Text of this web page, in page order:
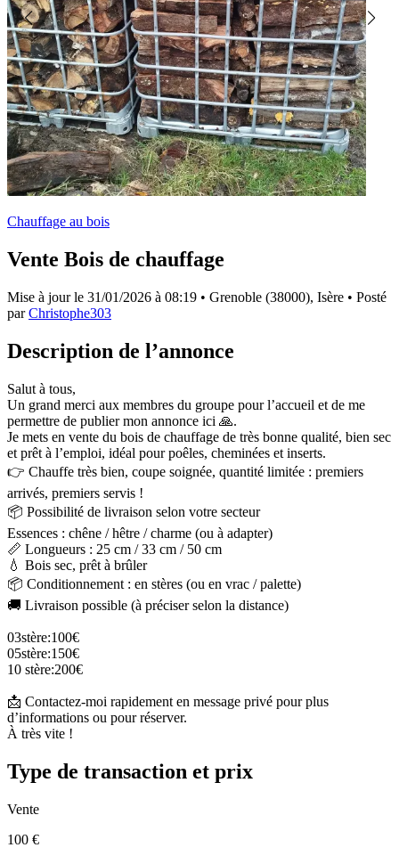
Chauffage au bois
Vente Bois de chauffage
Mise à jour le 31/01/2026 à 08:19 • Grenoble (38000), Isère • Posté
parChristophe303
Description de l’annonce
Salut à tous,
Un grand merci aux membres du groupe pour l’accueil et de me
permettre de publier mon annonce ici 🙏.
Je mets en vente du bois de chauffage de très bonne qualité, bien sec
et prêt à l’emploi, idéal pour poêles, cheminées et inserts.
👉 Chauffe très bien, coupe soignée, quantité limitée : premiers
arrivés, premiers servis !
📦 Possibilité de livraison selon votre secteur
Essences : chêne / hêtre / charme (ou à adapter)
📏 Longueurs : 25 cm / 33 cm / 50 cm
💧 Bois sec, prêt à brûler
📦 Conditionnement : en stères (ou en vrac / palette)
🚚 Livraison possible (à préciser selon la distance)
03stère:100€
05stère:150€
10 stère:200€
📩 Contactez-moi rapidement en message privé pour plus
d’informations ou pour réserver.
À très vite !
Type de transaction et prix
Vente
100 €